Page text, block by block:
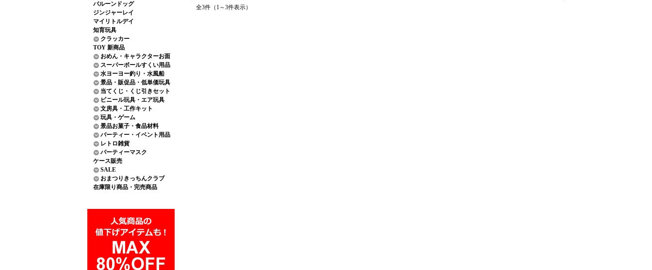
バルーンドッグ
ジンジャーレイ
マイリトルデイ
知育玩具
クラッカー
TOY 新商品
おめん・キャラクターお面
スーパーボールすくい用品
水ヨーヨー釣り・水風船
景品・販促品・低単価玩具
当てくじ・くじ引きセット
ビニール玩具・エア玩具
文房具・工作キット
玩具・ゲーム
景品お菓子・食品材料
パーティー・イベント用品
レトロ雑貨
パーティーマスク
ケース販売
SALE
おまつりきっちんクラブ
在庫限り商品・完売商品
全3件（1～3件表示）